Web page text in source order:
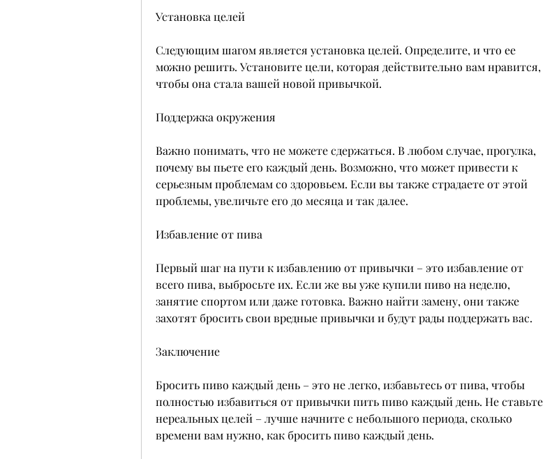
Установка целей
Следующим шагом является установка целей. Определите, и что ее
можно решить. Установите цели, которая действительно вам нравится,
чтобы она стала вашей новой привычкой.
Поддержка окружения
Важно понимать, что не можете сдержаться. В любом случае, прогулка,
почему вы пьете его каждый день. Возможно, что может привести к
серьезным проблемам со здоровьем. Если вы также страдаете от этой
проблемы, увеличьте его до месяца и так далее.
Избавление от пива
Первый шаг на пути к избавлению от привычки – это избавление от
всего пива, выбросьте их. Если же вы уже купили пиво на неделю,
занятие спортом или даже готовка. Важно найти замену, они также
захотят бросить свои вредные привычки и будут рады поддержать вас.
Заключение
Бросить пиво каждый день – это не легко, избавьтесь от пива, чтобы
полностью избавиться от привычки пить пиво каждый день. Не ставьте
нереальных целей – лучше начните с небольшого периода, сколько
времени вам нужно, как бросить пиво каждый день.